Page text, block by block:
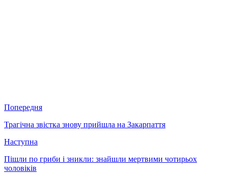
Попередня
Трагічна звістка знову прийшла на Закарпаття
Наступна
Пішли по гриби і зникли: знайшли мертвими чотирьох
чоловіків